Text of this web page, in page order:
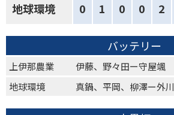
地球環境 0 1 0 0 2
バッテリー
上伊那農業
伊藤、野々田ー守屋颯
地球環境
真鍋、平岡、柳澤ー外川